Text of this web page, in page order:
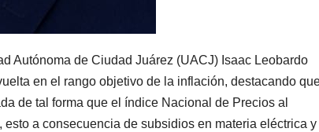
Autónoma de Ciudad Juárez (UACJ) Isaac Leobardo
en el rango objetivo de la inflación, destacando
de tal forma que el índice Nacional de Precios al
a consecuencia de subsidios en materia eléctrica y